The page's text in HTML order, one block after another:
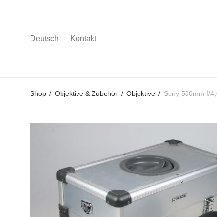
Deutsch Kontakt
Shop / Objektive & Zubehör / Objektive / Sony 500mm f/